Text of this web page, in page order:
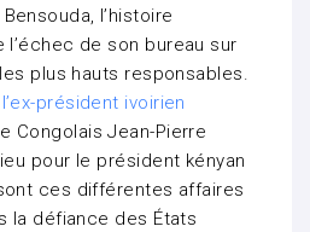
l’histoire
de son bureau sur
plus hauts responsables.
président ivoirien
Congolais Jean-Pierre
pour le président kényan
ces différentes affaires
la défiance des États